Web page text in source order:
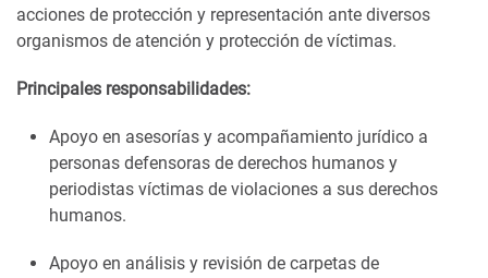
acciones de protección y representación ante diversos
organismos de atención y protección de víctimas.
Principales responsabilidades:
Apoyo en asesorías y acompañamiento jurídico a
personas defensoras de derechos humanos y
periodistas víctimas de violaciones a sus derechos
humanos.
Apoyo en análisis y revisión de carpetas de